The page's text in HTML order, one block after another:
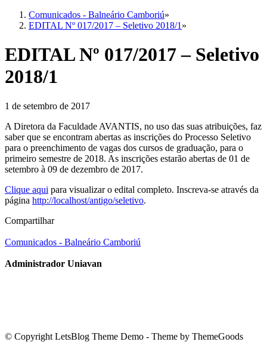
Comunicados - Balneário Camboriú»
EDITAL Nº 017/2017 – Seletivo 2018/1 »
EDITAL Nº 017/2017 – Seletivo
2018/1
1 de setembro de 2017
A Diretora da Faculdade AVANTIS, no uso das suas atribuições, faz
saber que se encontram abertas as inscrições do Processo Seletivo
para o preenchimento de vagas dos cursos de graduação, para o
primeiro semestre de 2018. As inscrições estarão abertas de 01 de
setembro à 09 de dezembro de 2017.
Clique aqui para visualizar o edital completo. Inscreva-se através da
página http://localhost/antigo/seletivo.
Compartilhar
Comunicados - Balneário Camboriú
Administrador Uniavan
© Copyright LetsBlog Theme Demo - Theme by ThemeGoods